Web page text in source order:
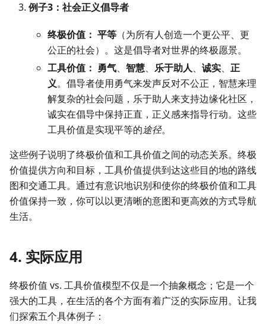
例子3：社会正义倡导者
终极价值： 平等 （为所有人创造一个更公平、更
公正的社会）。这是倡导者对世界的终极愿景。
工具价值： 勇气、 智慧、 乐于助人、 诚实、 正
义。倡导者使用勇气来发声反对不公正，智慧来理
解复杂的社会问题，乐于助人来支持边缘化社区，
诚实在倡导中保持正直，正义感来指导行动。这些
工具价值是实现平等的途径。
这些例子说明了终极价值和工具价值之间的动态关系。终极
价值提供方向和目标，工具价值提供到达这些目的地的路线
图和交通工具。通过有意识地识别和使你的终极价值和工具
价值保持一致，你可以以更清晰的意图和更高效的方式导航
生活。
4. 实际应用
终极价值 vs. 工具价值模型不仅是一个抽象概念；它是一个
强大的工具，在生活的各个方面有着广泛的实际应用。让我
们探索五个具体例子：